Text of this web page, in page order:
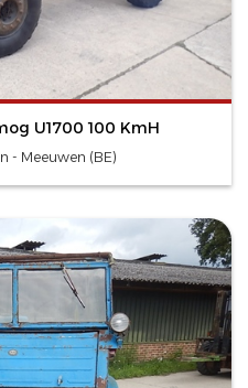
U1700 100 KmH
- Meeuwen (BE)